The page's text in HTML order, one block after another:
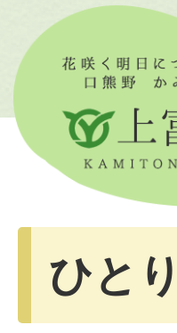
ひと